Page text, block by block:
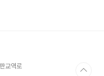
교역로